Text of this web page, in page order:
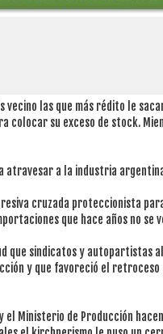
vecino las que más rédito le
colocar su exceso de stock.
atravesar a la industria
cruzada proteccionista
que hace años no se
que sindicatos y autopartistas
y que favoreció el
el Ministerio de Producción